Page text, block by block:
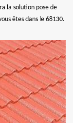
la solution pose de
êtes dans le 68130.